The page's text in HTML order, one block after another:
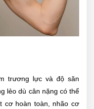
trương lực và độ săn
lẻo dù cân nặng có thể
cơ hoàn toàn, nhão cơ